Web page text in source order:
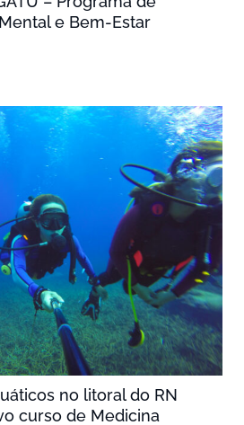
e Bem-Estar
no litoral do RN
curso de Medicina